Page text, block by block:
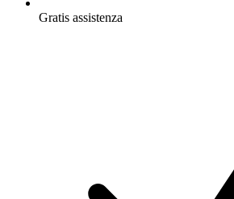
Gratis assistenza